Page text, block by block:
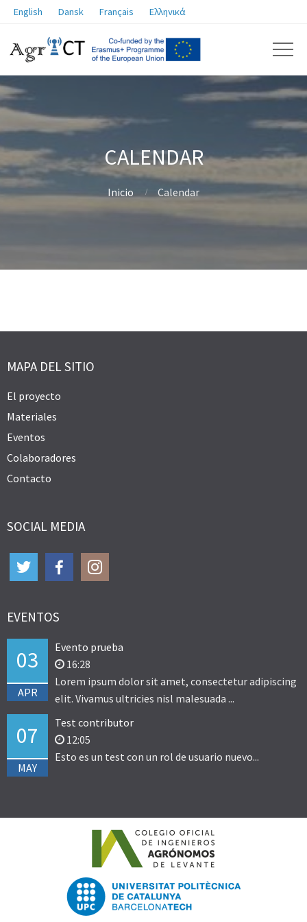
English Dansk Français Ελληνικά
CALENDAR
Inicio Calendar
MAPA DEL SITIO
El proyecto
Materiales
Eventos
Colaboradores
Contacto
SOCIAL MEDIA
EVENTOS
03
APR
Evento prueba
16:28
Lorem ipsum dolor sit amet, consectetur adipiscing
elit. Vivamus ultricies nisl malesuada ...
07
MAY
Test contributor
12:05
Esto es un test con un rol de usuario nuevo...